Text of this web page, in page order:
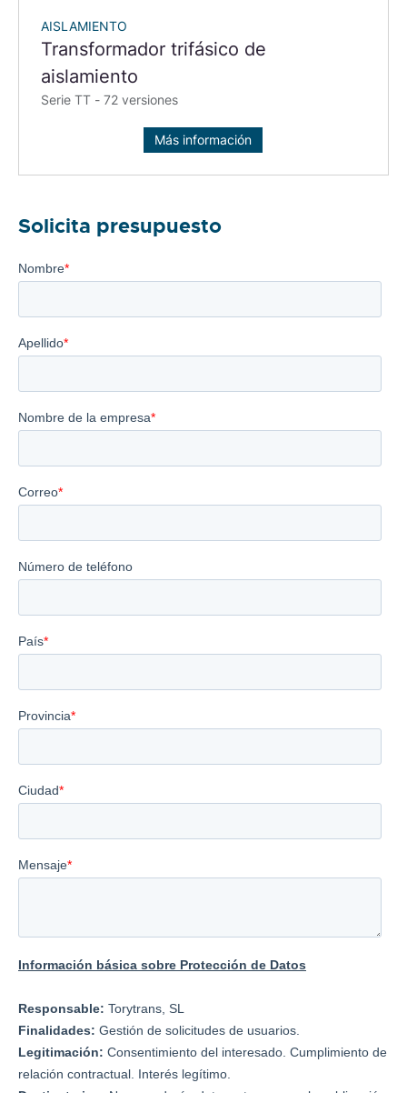
AISLAMIENTO
Transformador trifásico de
aislamiento
Serie TT - 72 versiones
Más información
Solicita presupuesto